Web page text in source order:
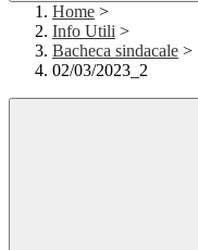
Home >
Info Utili >
Bacheca sindacale >
02/03/2023_2